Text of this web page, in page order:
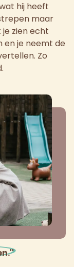
hij heeft
maar
je zien echt
en je neemt de
Zo